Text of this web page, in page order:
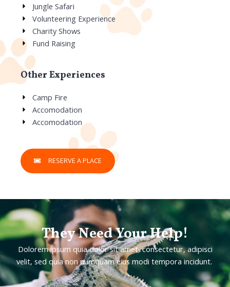
Jungle Safari
Volunteering Experience
Charity Shows
Fund Raising
Other Experiences
Camp Fire
Accomodation
Accomodation
RESERVE A PLACE
They Need Your Help!
Dolorem ipsum quia dolor sit amet, consectetur, adipisci
velit, sed quia non numquam eius modi tempora incidunt.